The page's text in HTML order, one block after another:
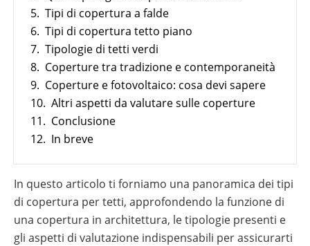
inverter
fotovoltaici
Tabelle
comparative
materiale
fotovoltaico
Memodo
su
materiale
Calcolatore
di
autoconsumo
News
Case
Study
Sistemi
monitoraggio
Sector
coupling
Panoramica
Argomento
Generale
Wallbox
Colonnine
ricarica
Strumenti
utili
Panoramica
Wallbox
di
ricarica
per
veicoli
elettrici
News
Strumenti utili
Panoramica
Supporto
tuo
lavoro
di
Strumenti
di
progettazione
Negozio online
Italia
5. Tipi di copertura a falde
6. Tipi di copertura tetto piano
7. Tipologie di tetti verdi
8. Coperture tra tradizione e contemporaneità
9. Coperture e fotovoltaico: cosa devi sapere
10. Altri aspetti da valutare sulle coperture
11. Conclusione
12. In breve
In questo articolo ti forniamo una panoramica dei tipi
di copertura per tetti, approfondendo la funzione di
una copertura in architettura, le tipologie presenti e
gli aspetti di valutazione indispensabili per assicurarti